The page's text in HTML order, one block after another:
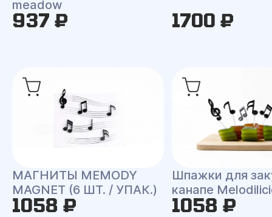
meadow
937 ₽ 1700 ₽
МАГНИТЫ MEMODY
MAGNET (6 ШТ. / УПАК.)
1058 ₽
Шпажки для
канапе
1058 ₽